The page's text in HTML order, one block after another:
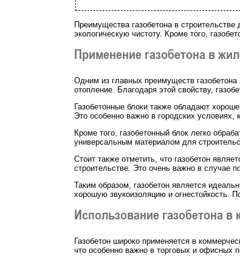
Преимущества газобетона в
экологическую чистоту. Кроме того,
Применение газобетона в
Одним из главных преимуществ газобетона
отопление. Благодаря этой свойству,
Газобетонные блоки также обладают
Это особенно важно в городских условиях,
Кроме того, газобетонный блок легко
универсальным материалом для
Стоит также отметить, что газобетон
строительстве. Это очень важно в случае
Таким образом, газобетон является
хорошую звукоизоляцию и огнестойкость.
Использование газобетона
Газобетон широко применяется в
что особенно важно в торговых и офисных